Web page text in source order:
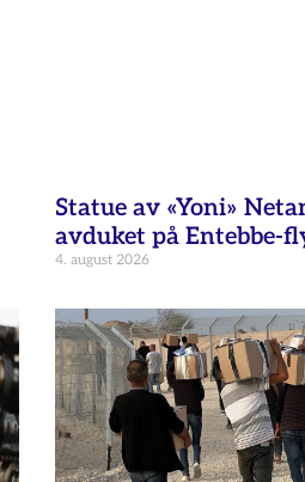
Statue av «Yoni»
avduket på Entebbe-
4. august 2026